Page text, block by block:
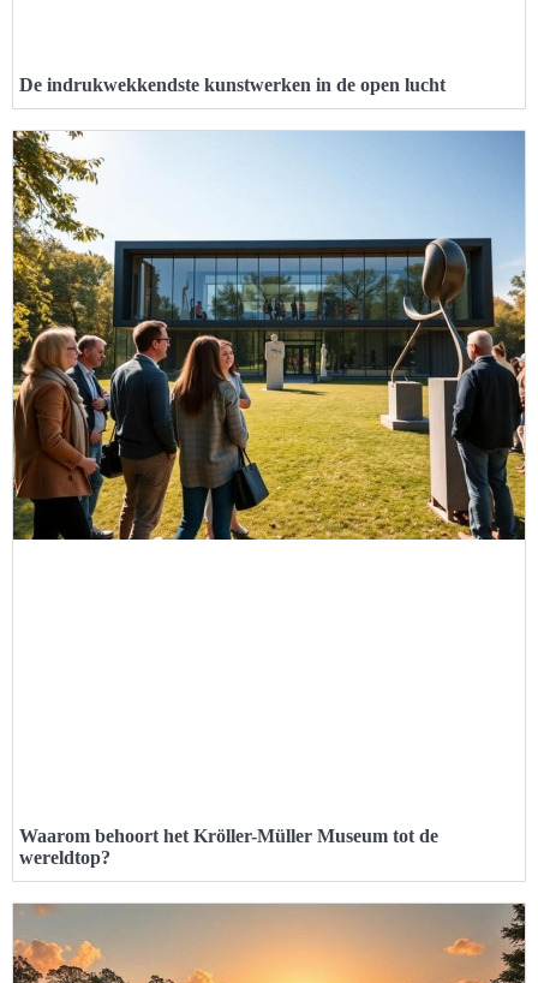
De indrukwekkendste kunstwerken in de open lucht
Waarom behoort het Kröller-Müller Museum tot de
wereldtop?